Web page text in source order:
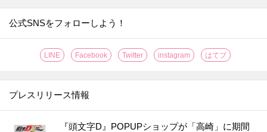
公式SNSをフォローしよう！
LINE Facebook Twitter instagram はてブ
プレスリリース情報
『頭文字D』POPUPショップが「高崎」に期間